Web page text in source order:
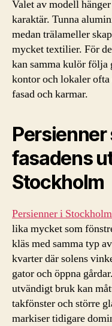
Valet av modell
karaktär. Tunna
medan trälameller
mycket textilier. För
kan samma kulör följa
kontor och lokaler
fasad och karmar.
Persienner
fasadens
Stockholm
Persienner i Stockholm
lika mycket som
kläs med samma typ
kvarter där solens
gator och öppna
utvändigt bruk kan
takfönster och större
markiser tidigare